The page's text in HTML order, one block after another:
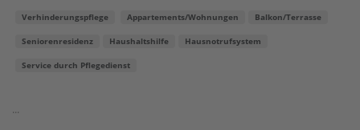
Verhinderungspflege Appartements/Wohnungen Balkon/Terrasse
Seniorenresidenz Haushaltshilfe Hausnotrufsystem
Service durch Pflegedienst
...